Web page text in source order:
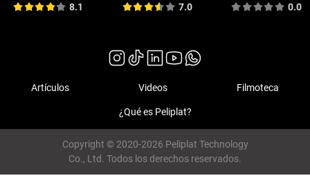
8.1 7.0 0.0
Artículos Videos Filmoteca
¿Qué es Peliplat?
Copyright © 2020-2026 Peliplat Technology
Co., Ltd. Todos los derechos reservados.